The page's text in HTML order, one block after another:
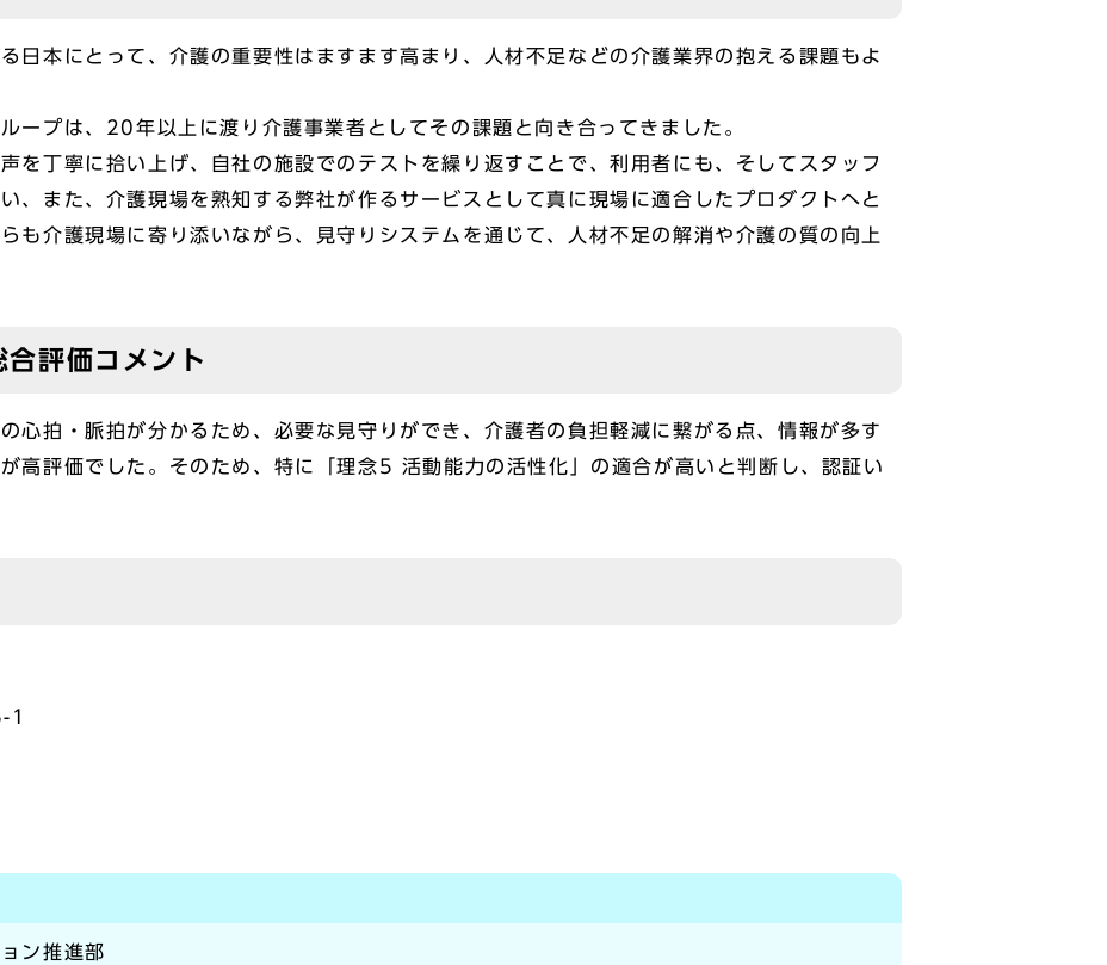
日本にとって、介護の重要性はますます高まり、人材不足などの介護業界の抱える課題もよ
ープは、20年以上に渡り介護事業者としてその課題と向き合ってきました。
を丁寧に拾い上げ、自社の施設でのテストを繰り返すことで、利用者にも、そしてスタッフ
、また、介護現場を熟知する弊社が作るサービスとして真に現場に適合したプロダクトへと
も介護現場に寄り添いながら、見守りシステムを通じて、人材不足の解消や介護の質の向上
評価コメント
心拍・脈拍が分かるため、必要な見守りができ、介護者の負担軽減に繋がる点、情報が多す
高評価でした。そのため、特に「理念5 活動能力の活性化」の適合が高いと判断し、認証い
1
ン推進部